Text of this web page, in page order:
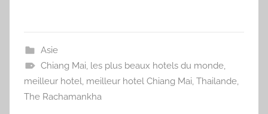
Asie
Chiang Mai, les plus beaux hotels du monde,
meilleur hotel, meilleur hotel Chiang Mai, Thailande,
The Rachamankha